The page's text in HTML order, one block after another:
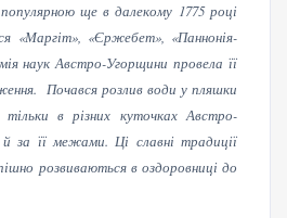
ще в далекому 1775 році
«Маргіт», «Єржебет», «Паннонія-
наук Австро-Угорщини провела її
Почався розлив води у пляшки
тільки в різних куточках Австро-
й за її межами. Ці славні традиції
розвиваються в оздоровниці до